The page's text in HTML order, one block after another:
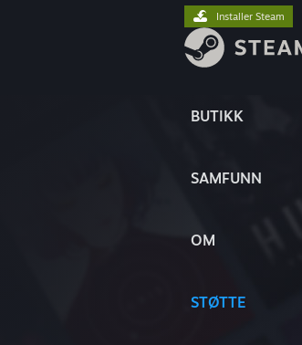
BUTIKK
SAMFUNN
OM
STØTTE
Installer Steam